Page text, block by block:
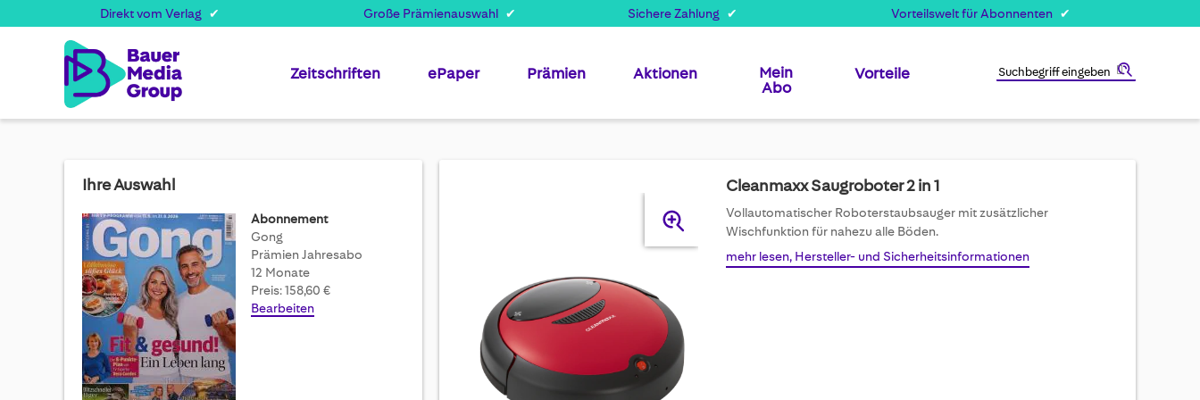
Direkt vom Verlag Große Prämienauswahl Sichere Zahlung Vorteilswelt für Abonnenten
Zeitschriften ePaper Prämien Aktionen
Mein
Abo
Vorteile
Ihre Auswahl
Abonnement
Gong
Prämien Jahresabo
12 Monate
Preis: 158,60 €
Bearbeiten
images
gallery
Cleanmaxx Saugroboter 2 in 1
Vollautomatischer Roboterstaubsauger mit zusätzlicher
Wischfunktion für nahezu alle Böden.
mehr lesen, Hersteller- und Sicherheitsinformationen